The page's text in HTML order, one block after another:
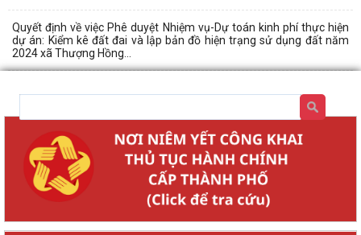
Quyết định về việc Phê duyệt Nhiệm vụ-Dự toán kinh phí thực hiện
dự án: Kiểm kê đất đai và lập bản đồ hiện trạng sử dụng đất năm
2024 xã Thượng Hồng...